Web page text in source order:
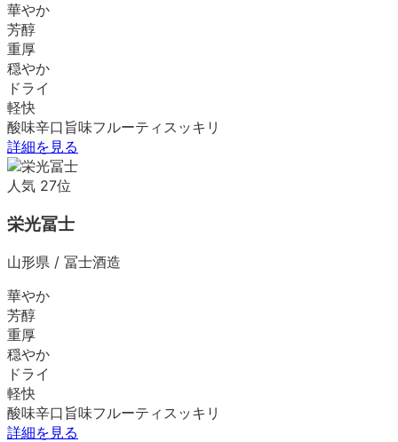
華やか
芳醇
重厚
穏やか
ドライ
軽快
酸味辛口 旨味フルーティ スッキリ
詳細を見る
人気 27位
栄光冨士
山形県 / 冨士酒造
華やか
芳醇
重厚
穏やか
ドライ
軽快
酸味辛口 旨味フルーティ スッキリ
詳細を見る